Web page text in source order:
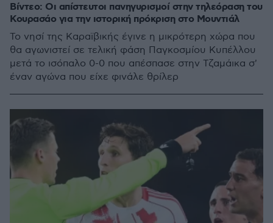
Βίντεο: Οι απίστευτοι πανηγυρισμοί στην τηλεόραση του
Κουρασάο για την ιστορική πρόκριση στο Μουντιάλ
Το νησί της Καραϊβικής έγινε η μικρότερη χώρα που
θα αγωνιστεί σε τελική φάση Παγκοσμίου Κυπέλλου
μετά το ισόπαλο 0-0 που απέσπασε στην Τζαμάικα σ'
έναν αγώνα που είχε φινάλε θρίλερ